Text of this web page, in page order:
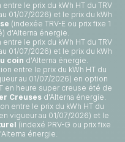
le prix du kWh HT du TRV
01/07/2026) et le prix du kWh
(indexée TRV-E ou prix fixe 1
d'Alterna énergie.
le prix du kWh HT du TRV
01/07/2026) et le prix du kWh
coin d'Alterna énergie.
entre le prix du kWh HT du
au 01/07/2026) en option
en heure super creuse été de
Creusesd'Alterna énergie.
entre le prix du kWh HT du
vigueur au 01/07/2026) et le
(indexé PRV-G ou prix fixe
énergie.